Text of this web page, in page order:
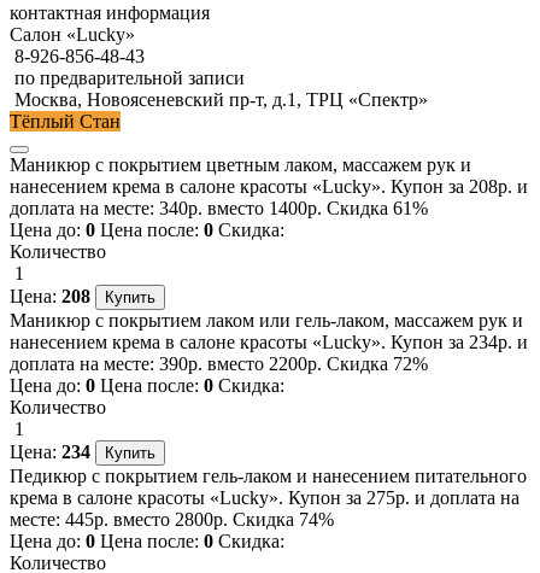
контактная информация
Салон «Lucky»
8-926-856-48-43
по предварительной записи
Москва, Новоясеневский пр-т, д.1, ТРЦ «Спектр»
Тёплый Стан
Маникюр с покрытием цветным лаком, массажем рук и
нанесением крема в салоне красоты «Lucky». Купон за 208р. и
доплата на месте: 340р. вместо 1400р. Скидка 61%
Цена до: 0 Цена после: 0 Скидка:
Количество
1
Цена: 208
Маникюр с покрытием лаком или гель-лаком, массажем рук и
нанесением крема в салоне красоты «Lucky». Купон за 234р. и
доплата на месте: 390р. вместо 2200р. Скидка 72%
Цена до: 0 Цена после: 0 Скидка:
Количество
1
Цена: 234
Педикюр с покрытием гель-лаком и нанесением питательного
крема в салоне красоты «Lucky». Купон за 275р. и доплата на
месте: 445р. вместо 2800р. Скидка 74%
Цена до: 0 Цена после: 0 Скидка:
Количество